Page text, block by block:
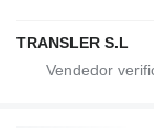
TRANSLER S.L